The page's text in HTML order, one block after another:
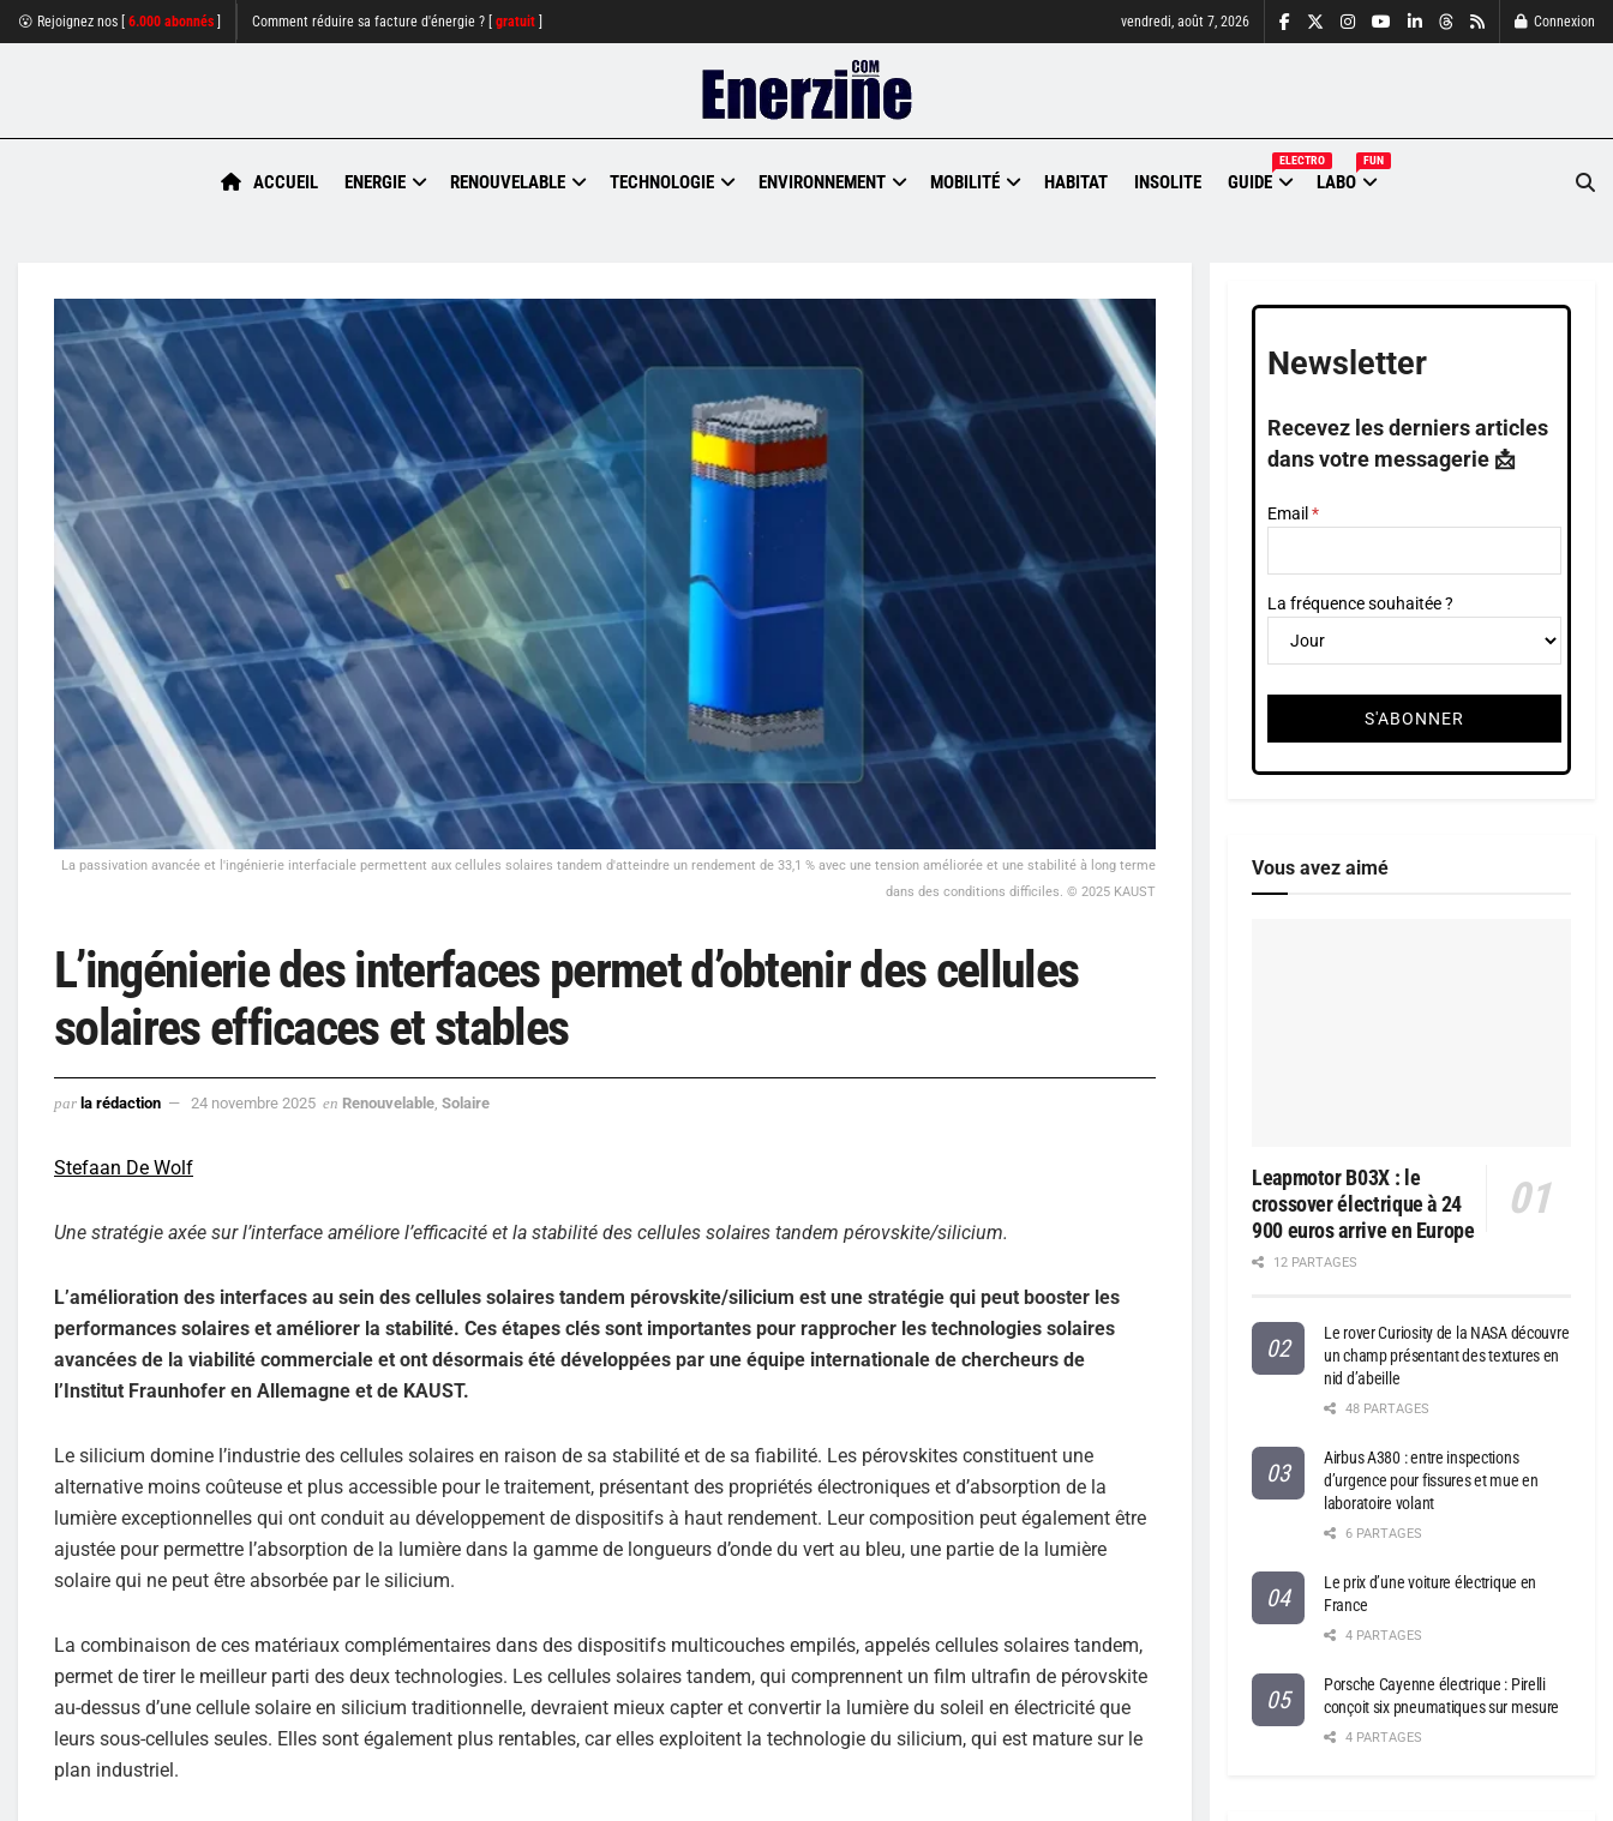
😮 Rejoignez nos [ 6.000 abonnés Comment réduire sa facture d'énergie ? [ gratuit vendredi, août 7, 2026 Connexion
ACCUEIL ENERGIE RENOUVELABLE TECHNOLOGIE ENVIRONNEMENT MOBILITÉ HABITAT INSOLITE GUIDE
ELECTRO
LABO
FUN
La passivation avancée et l'ingénierie interfaciale permettent aux cellules solaires tandem d'atteindre un rendement de 33,1 % avec une tension améliorée et une stabilité à long terme
dans des conditions difficiles. © 2025 KAUST
L’ingénierie des interfaces permet d’obtenir des cellules
solaires efficaces et stables
par la rédaction 24 novembre 2025 en Renouvelable Solaire
Stefaan De Wolf
Une stratégie axée sur l’interface améliore l’efficacité et la stabilité des cellules solaires tandem pérovskite/silicium.
L’amélioration des interfaces au sein des cellules solaires tandem pérovskite/silicium est une stratégie qui peut booster les
performances solaires et améliorer la stabilité. Ces étapes clés sont importantes pour rapprocher les technologies solaires
avancées de la viabilité commerciale et ont désormais été développées par une équipe internationale de chercheurs de
l’Institut Fraunhofer en Allemagne et de KAUST.
Le silicium domine l’industrie des cellules solaires en raison de sa stabilité et de sa fiabilité. Les pérovskites constituent une
alternative moins coûteuse et plus accessible pour le traitement, présentant des propriétés électroniques et d’absorption de la
lumière exceptionnelles qui ont conduit au développement de dispositifs à haut rendement. Leur composition peut également être
ajustée pour permettre l’absorption de la lumière dans la gamme de longueurs d’onde du vert au bleu, une partie de la lumière
solaire qui ne peut être absorbée par le silicium.
La combinaison de ces matériaux complémentaires dans des dispositifs multicouches empilés, appelés cellules solaires tandem,
permet de tirer le meilleur parti des deux technologies. Les cellules solaires tandem, qui comprennent un film ultrafin de pérovskite
au-dessus d’une cellule solaire en silicium traditionnelle, devraient mieux capter et convertir la lumière du soleil en électricité que
leurs sous-cellules seules. Elles sont également plus rentables, car elles exploitent la technologie du silicium, qui est mature sur le
plan industriel.
Newsletter
Recevez les derniers articles
dans votre messagerie 📩
Email
La fréquence souhaitée ?
Vous avez aimé
Leapmotor B03X : le
crossover électrique à 24
900 euros arrive en Europe
12 PARTAGES
Le rover Curiosity de la NASA découvre
un champ présentant des textures en
nid d’abeille
48 PARTAGES
Airbus A380 : entre inspections
d’urgence pour fissures et mue en
laboratoire volant
6 PARTAGES
Le prix d’une voiture électrique en
France
4 PARTAGES
Porsche Cayenne électrique : Pirelli
conçoit six pneumatiques sur mesure
4 PARTAGES